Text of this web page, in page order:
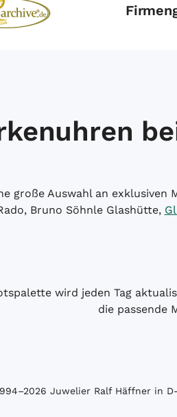
große Auswahl an exklusiven
Bruno Söhnle Glashütte,
wird jeden Tag
die passende
Juwelier Ralf Häffner in